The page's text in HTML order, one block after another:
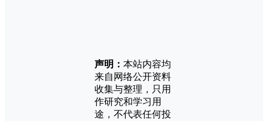
声明： 本站内容均
来自网络公开资料
收集与整理，只用
作研究和学习用
途，不代表任何投